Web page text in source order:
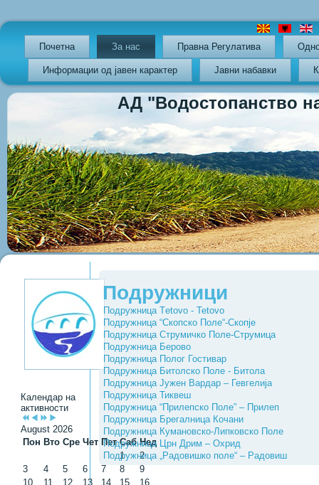
Почетна За нас Правна Регулатива
Информации од јавен карактер Јавни набавки
АД "Водостопанство на
Календар на
активности
August 2026
Пон Вто Сре Чет Пет Саб Нед
1
2
3
4 5 6 7 8
9
10
11 12 13 14 15
16
Подружници
Подружница Тetovo - Tetovo
Подружница “Скопско Поле“-Скопје
Подружница Струмичко Поле-Струмица
Подружница Берово
Подружница Полог Гостивар
Подружница Битолско Поле - Битола
Подружница Јужен Вардар – Гевгелија
Подружница Тиквеш
Подружница “Прилепско Поле” – Прилеп
Подружница Брегалница Кочани
Подружница Кумановско-Липковско Поле
Подружница Црн Дрим – Охрид
Подружница „Радовишко поле“ – Радовиш